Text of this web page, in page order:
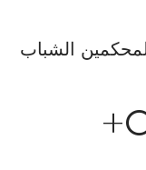
الشباب
+